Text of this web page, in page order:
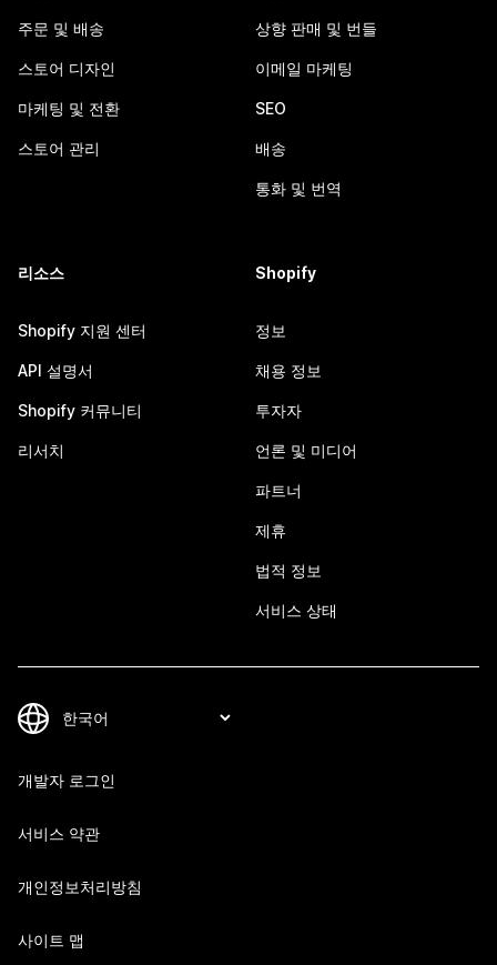
주문 및 배송
스토어 디자인
마케팅 및 전환
스토어 관리
상향 판매 및 번들
이메일 마케팅
SEO
배송
통화 및 번역
리소스
Shopify 지원 센터
API 설명서
Shopify 커뮤니티
리서치
Shopify
정보
채용 정보
투자자
언론 및 미디어
파트너
제휴
법적 정보
서비스 상태
개발자 로그인
서비스 약관
개인정보처리방침
사이트 맵